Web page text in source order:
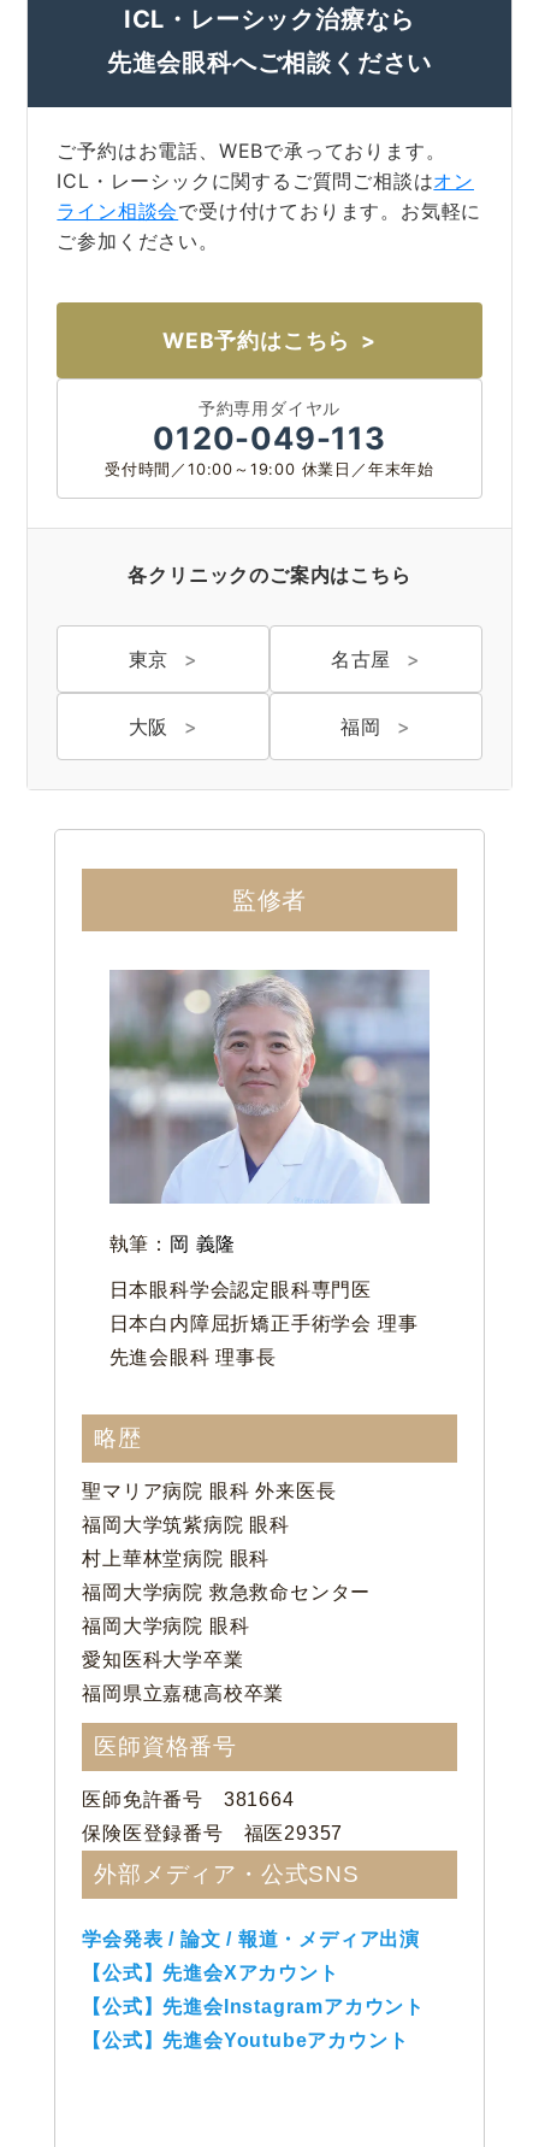
ICL・レーシック治療なら
先進会眼科へご相談ください
ご予約はお電話、WEBで承っております。
ICL・レーシックに関するご質問ご相談はオン
ライン相談会で受け付けております。お気軽に
ご参加ください。
WEB予約はこちら
予約専用ダイヤル
0120-049-113
受付時間／10:00～19:00 休業日／年末年始
各クリニックのご案内はこちら
東京 名古屋
大阪 福岡
監修者
執筆： 岡 義隆
日本眼科学会認定眼科専門医
日本白内障屈折矯正手術学会 理事
先進会眼科 理事長
略歴
聖マリア病院 眼科 外来医長
福岡大学筑紫病院 眼科
村上華林堂病院 眼科
福岡大学病院 救急救命センター
福岡大学病院 眼科
愛知医科大学卒業
福岡県立嘉穂高校卒業
医師資格番号
医師免許番号 381664
保険医登録番号 福医29357
外部メディア・公式SNS
学会発表 / 論文 / 報道・メディア出演
【公式】先進会Xアカウント
【公式】先進会Instagramアカウント
【公式】先進会Youtubeアカウント
CLOSE
大阪 梅田(本院)
神戸 三宮
福岡 飯塚
CLOSE